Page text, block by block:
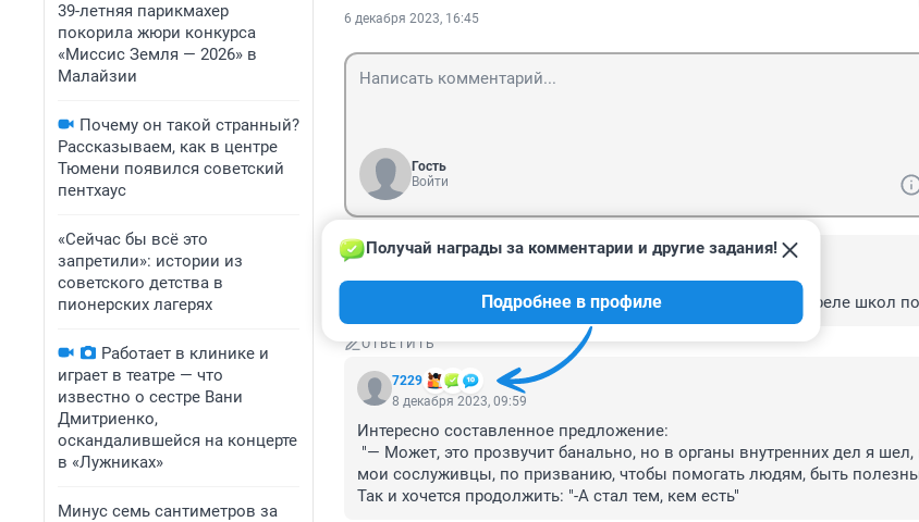
39-летняя парикмахер
покорила жюри конкурса
«Миссис Земля — 2026» в
Малайзии
Почему он такой странный?
Рассказываем, как в центре
Тюмени появился советский
пентхаус
«Сейчас бы всё это
запретили»: истории из
советского детства в
пионерских лагерях
Работает в клинике и
играет в театре — что
известно о сестре Вани
Дмитриенко,
оскандалившейся на концерте
в «Лужниках»
Минус семь сантиметров за
6 декабря 2023, 16:45
Гость
Войти
Гость
Расскажите, кто перепугал детей, рассылая угрозы о расстреле школ
ОТВЕТИТЬ
7229
Получай награды за комментарии и другие задания!
Подробнее в профиле
8 декабря 2023, 09:59
Интересно составленное предложение:
мои сослуживцы, по призванию, чтобы помогать людям, быть
Так и хочется продолжить: "-А стал тем, кем есть"